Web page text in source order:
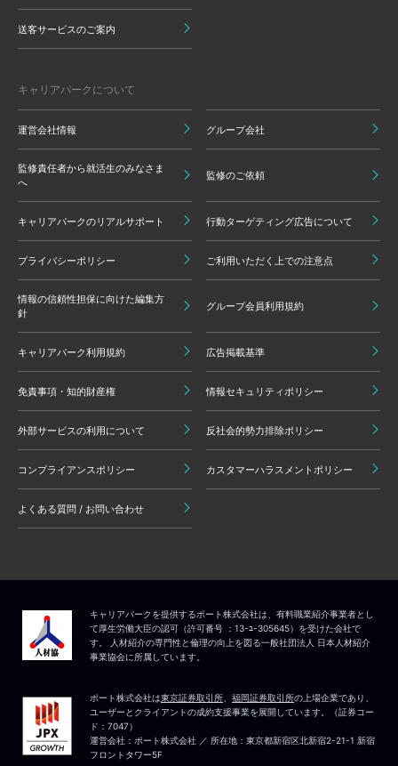
送客サービスのご案内
キャリアパークについて
運営会社情報 グループ会社
監修責任者から就活生のみなさま
へ
監修のご依頼
キャリアパークのリアルサポート 行動ターゲティング広告について
プライバシーポリシー ご利用いただく上での注意点
情報の信頼性担保に向けた編集方
針
グループ会員利用規約
キャリアパーク利用規約 広告掲載基準
免責事項・知的財産権 情報セキュリティポリシー
外部サービスの利用について 反社会的勢力排除ポリシー
コンプライアンスポリシー カスタマーハラスメントポリシー
よくある質問 / お問い合わせ